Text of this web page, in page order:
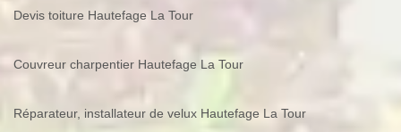
Devis toiture Hautefage La Tour
Couvreur charpentier Hautefage La Tour
Réparateur, installateur de velux Hautefage La Tour